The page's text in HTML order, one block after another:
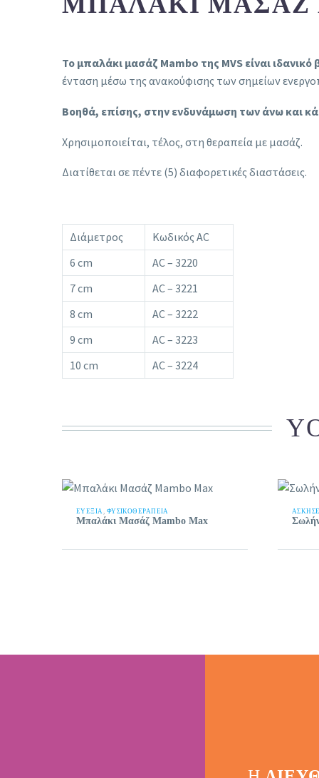
Το μπαλάκι μασάζ Mambo της MVS είναι
ένταση μέσω της ανακούφισης των σημείων
Βοηθά, επίσης, στην ενδυνάμωση των άνω και
Χρησιμοποιείται, τέλος, στη θεραπεία με μασάζ.
Διατίθεται σε πέντε (5) διαφορετικές διαστάσεις.
Διάμετρος
Κωδικός AC
6 cm
AC – 3220
7 cm
AC – 3221
8 cm
AC – 3222
9 cm
AC – 3223
10 cm
AC – 3224
ΕΥΕΞΊΑ, ΦΥΣΙΚΟΘΕΡΑΠΕΙΑ
Μπαλάκι Μασάζ Mambo Max